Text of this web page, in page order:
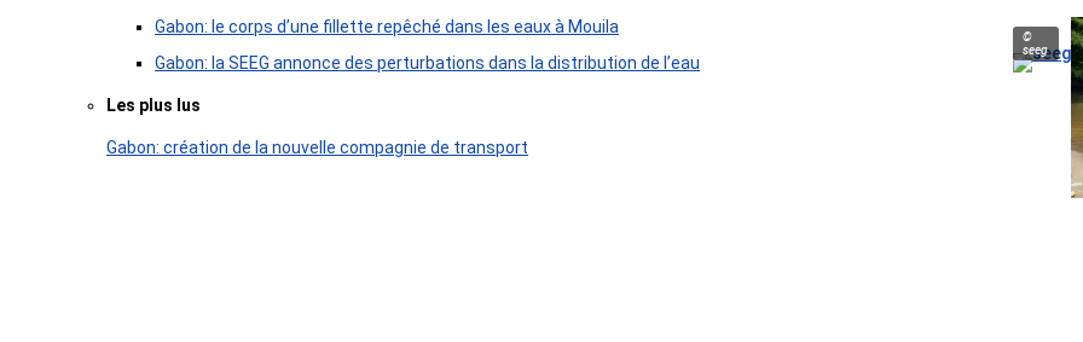
Gabon: le corps d’une fillette repêché dans les eaux à Mouila
©
seeg
Gabon: la SEEG annonce des perturbations dans la distribution de l’eau
Les plus lus
Gabon: création de la nouvelle compagnie de transport